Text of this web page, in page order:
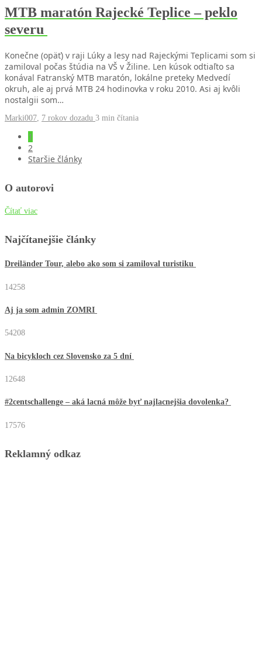
MTB maratón Rajecké Teplice – peklo
severu
Konečne (opäť) v raji Lúky a lesy nad Rajeckými Teplicami som si
zamiloval počas štúdia na VŠ v Žiline. Len kúsok odtiaľto sa
konával Fatranský MTB maratón, lokálne preteky Medvedí
okruh, ale aj prvá MTB 24 hodinovka v roku 2010. Asi aj kvôli
nostalgii som…
Marki007 7 rokov dozadu 3 min čítania
1
2
Staršie články
O autorovi
Čítať viac
Najčítanejšie články
Dreiländer Tour, alebo ako som si zamiloval turistiku
14258
Aj ja som admin ZOMRI
54208
Na bicykloch cez Slovensko za 5 dní
12648
#2centschallenge – aká lacná môže byť najlacnejšia dovolenka?
17576
Reklamný odkaz